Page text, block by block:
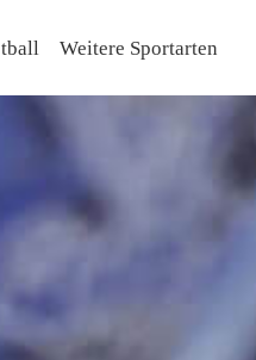
Weitere Sportarten